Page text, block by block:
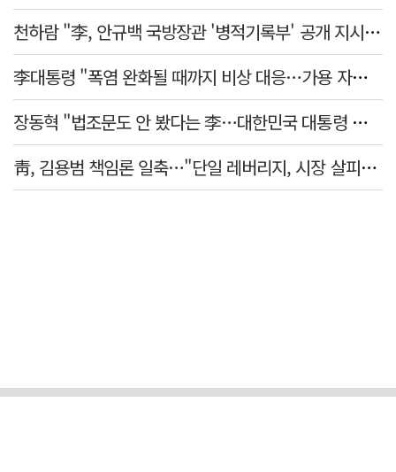
천하람 "李, 안규백 국방장관 '병적기록부' 공개 지시해야"
李대통령 "폭염 완화될 때까지 비상 대응…가용 자원 총동원"
장동혁 "법조문도 안 봤다는 李…대한민국 대통령 맞나, 역대급 망언"
靑, 김용범 책임론 일축…"단일 레버리지, 시장 살피고 대책 챙길 때"